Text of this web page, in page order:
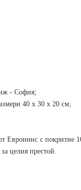
- София;
40 х 30 х 20 см;
Евронинс с покритие
целия престой.